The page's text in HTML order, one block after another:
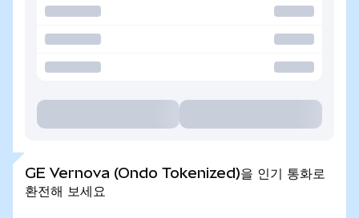
GE Vernova (Ondo Tokenized)을 인기 통화로
환전해 보세요